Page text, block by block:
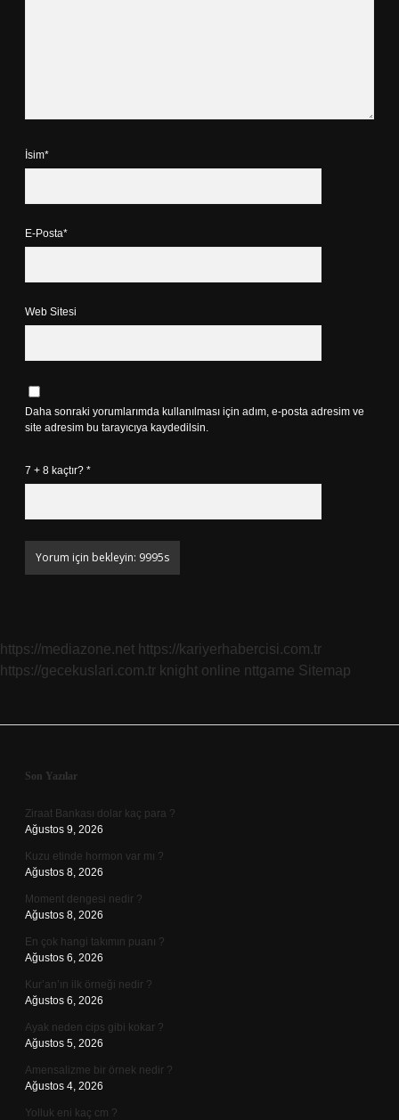
İsim*
E-Posta*
Web Sitesi
Daha sonraki yorumlarımda kullanılması için adım, e-posta adresim ve
site adresim bu tarayıcıya kaydedilsin.
7 + 8 kaçtır? *
https://mediazone.net https://kariyerhabercisi.com.tr
https://gecekuslari.com.tr knight online nttgame Sitemap
Sidebar
Son Yazılar
Ziraat Bankası dolar kaç para ?
Ağustos 9, 2026
Kuzu etinde hormon var mı ?
Ağustos 8, 2026
Moment dengesi nedir ?
Ağustos 8, 2026
En çok hangi takımın puanı ?
Ağustos 6, 2026
Kur’an’ın ilk örneği nedir ?
Ağustos 6, 2026
Ayak neden cips gibi kokar ?
Ağustos 5, 2026
Amensalizme bir örnek nedir ?
Ağustos 4, 2026
Yolluk eni kaç cm ?